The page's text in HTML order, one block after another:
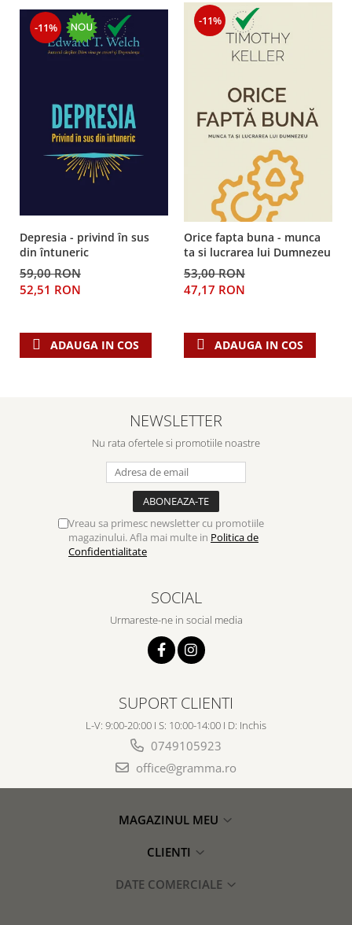
-11%
Depresia - privind în sus
din întuneric
59,00 RON
52,51 RON
ADAUGA IN COS
-11%
Orice fapta buna - munca
ta si lucrarea lui Dumnezeu
53,00 RON
47,17 RON
ADAUGA IN COS
NEWSLETTER
Nu rata ofertele si promotiile noastre
Vreau sa primesc newsletter cu promotiile
magazinului. Afla mai multe in Politica de
Confidentialitate
SOCIAL
Urmareste-ne in social media
SUPORT CLIENTI
L-V: 9:00-20:00 I S: 10:00-14:00 I D: Inchis
0749105923
office@gramma.ro
MAGAZINUL MEU
CLIENTI
DATE COMERCIALE